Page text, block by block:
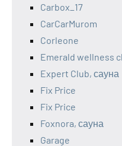
Carbox_17
CarCarMurom
Corleone
Emerald wellness
Expert Club, сауна
Fix Price
Fix Price
Foxnora, сауна
Garage